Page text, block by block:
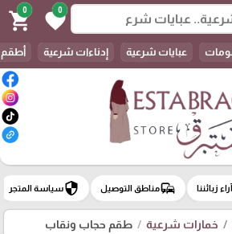
0
favorite
0
shopping_cart
عبايات شرعية إدناءات شرعية
آراء زبائننا commuteمناطق التوصيل securityسياسة المتجر
خمارات شرعية طقم حجاب ونقاب